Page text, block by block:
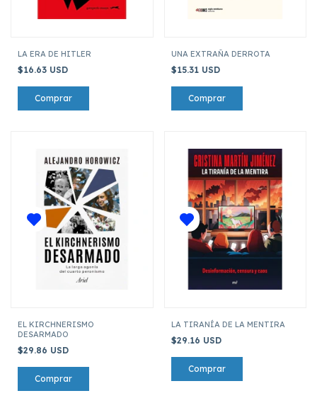
LA ERA DE HITLER
$16.63 USD
UNA EXTRAÑA DERROTA
$15.31 USD
EL KIRCHNERISMO
DESARMADO
$29.86 USD
LA TIRANÍA DE LA MENTIRA
$29.16 USD